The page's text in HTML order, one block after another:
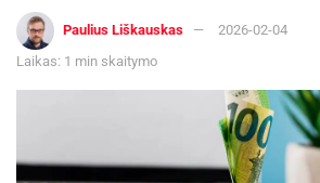
Paulius Liškauskas
2026-02-04
Laikas: 1 min skaitymo